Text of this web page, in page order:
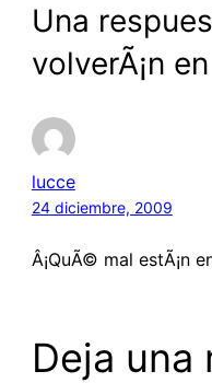
Una
volverÃ¡n
lucce
24 diciembre, 2009
Â¡QuÃ© mal estÃ¡n
Deja una